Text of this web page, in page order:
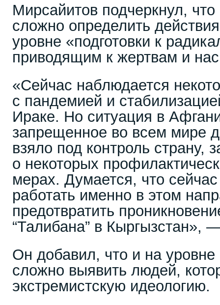
Мирсайитов подчеркнул, что
сложно определить
уровне «подготовки к
приводящим к жертвам и
«Сейчас наблюдается
с пандемией и
Ираке. Но ситуация в
запрещенное во всем мире
взяло под контроль страну,
о некоторых
мерах. Думается, что
работать именно в этом
предотвратить
“Талибана” в Кыргызстан»,
Он добавил, что и на уровне
сложно выявить людей,
экстремистскую идеологию.